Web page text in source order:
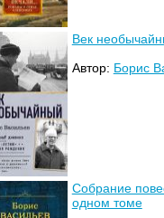
Век
Автор: Борис
Собрание
одном томе